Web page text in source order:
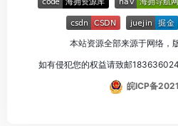
本站资源全部来源于网络，
如有侵犯您的权益请致邮
皖ICP备